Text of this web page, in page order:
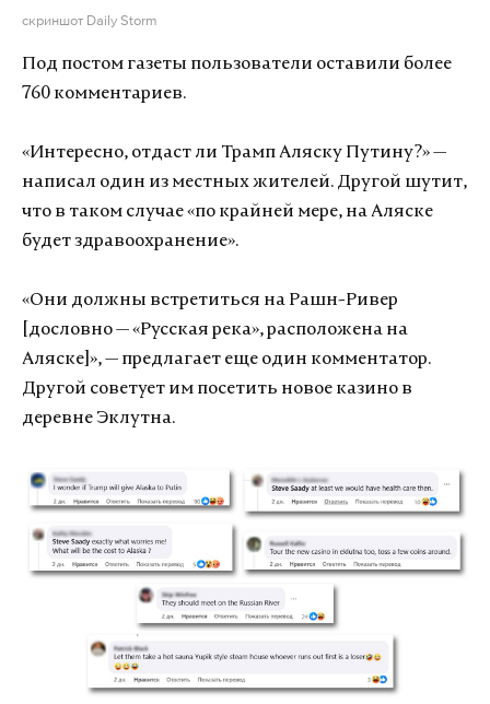
скриншот Daily Storm
Под постом газеты пользователи оставили более
760 комментариев.
«Интересно, отдаст ли Трамп Аляску Путину?» —
написал один из местных жителей. Другой шутит,
что в таком случае «по крайней мере, на Аляске
будет здравоохранение».
«Они должны встретиться на Рашн-Ривер
[дословно — «Русская река», расположена на
Аляске]», — предлагает еще один комментатор.
Другой советует им посетить новое казино в
деревне Эклутна.